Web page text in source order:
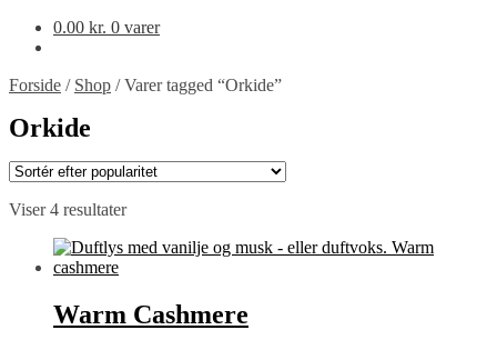
0.00 kr. 0 varer
Forside / Shop /Varer tagged “Orkide”
Orkide
Viser 4 resultaterSorteret
popularitet
Warm Cashmere